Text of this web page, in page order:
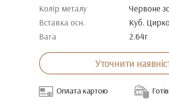
Колір металу
Червоне
Вставка осн.
Куб.
Вага
2.64г
Уточнити
Оплата картою